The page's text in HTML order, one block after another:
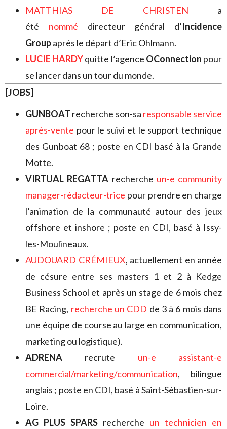
MATTHIAS DE CHRISTEN a
été nommé directeur général d’Incidence
Groupaprès le départ d’Eric Ohlmann.
LUCIE HARDYquitte l’agence OConnection pour
se lancer dans un tour du monde.
[JOBS]
GUNBOAT recherche son-sa responsable service
après-vente pour le suivi et le support technique
des Gunboat 68 ; poste en CDI basé à la Grande
Motte.
VIRTUAL REGATTA recherche un-e community
manager-rédacteur-trice pour prendre en charge
l’animation de la communauté autour des jeux
offshore et inshore ; poste en CDI, basé à Issy-
les-Moulineaux.
AUDOUARD CRÉMIEUX, actuellement en année
de césure entre ses masters 1 et 2 à Kedge
Business School et après un stage de 6 mois chez
BE Racing, recherche un CDD de 3 à 6 mois dans
une équipe de course au large en communication,
marketing ou logistique).
ADRENA recrute un-e assistant-e
commercial/marketing/communication, bilingue
anglais ; poste en CDI, basé à Saint-Sébastien-sur-
Loire.
AG PLUS SPARS recherche un technicien en